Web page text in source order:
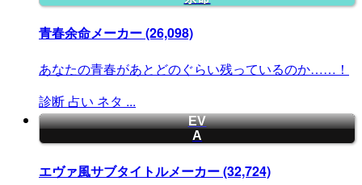
青春余命メーカー(26,098)
あなたの青春があとどのぐらい残っているのか……！
診断 占い ネタ ...
EV
A
エヴァ風サブタイトルメーカー(32,724)